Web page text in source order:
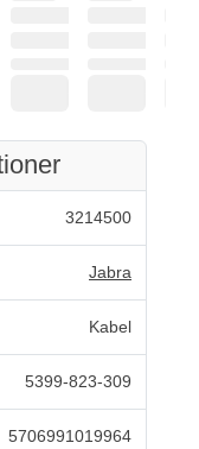
3214500
Jabra
Kabel
5399-823-309
5706991019964